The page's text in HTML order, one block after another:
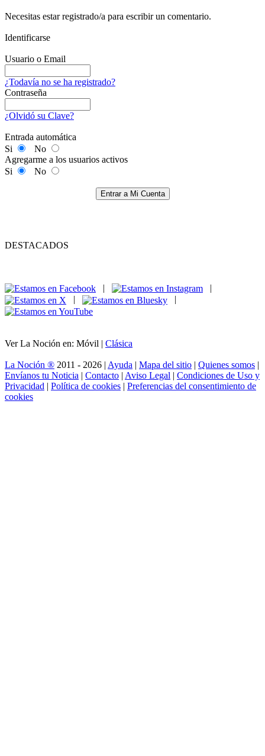
Necesitas estar registrado/a para escribir un comentario.
Identificarse
Usuario o Email
¿Todavía no se ha registrado?
Contraseña
¿Olvidó su Clave?
Entrada automática
Si
No
Agregarme a los usuarios activos
Si
No
Entrar a Mi Cuenta
DESTACADOS
|
|
|
|
Ver La Noción en: Móvil | Clásica
La Noción ® 2011 - 2026 | Ayuda | Mapa del sitio | Quienes somos |
Envíanos tu Noticia | Contacto | Aviso Legal | Condiciones de Uso y
Privacidad | Política de cookies | Preferencias del consentimiento de
cookies